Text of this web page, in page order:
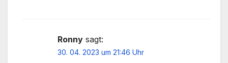
Ronny sagt:
30. 04. 2023 um 21:46 Uhr